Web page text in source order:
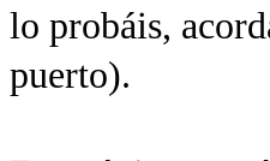
lo probáis,
puerto).